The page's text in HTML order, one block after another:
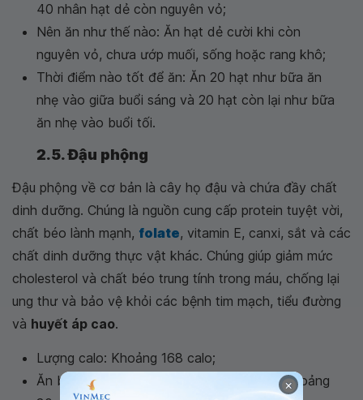
40 nhân hạt dẻ còn nguyên vỏ;
Nên ăn như thế nào: Ăn hạt dẻ cười khi còn
nguyên vỏ, chưa ướp muối, sống hoặc rang khô;
Thời điểm nào tốt để ăn: Ăn 20 hạt như bữa ăn
nhẹ vào giữa buổi sáng và 20 hạt còn lại như bữa
ăn nhẹ vào buổi tối.
2.5. Đậu phộng
Đậu phộng về cơ bản là cây họ đậu và chứa đầy chất
dinh dưỡng. Chúng là nguồn cung cấp protein tuyệt vời,
chất béo lành mạnh, folate, vitamin E, canxi, sắt và các
chất dinh dưỡng thực vật khác. Chúng giúp giảm mức
cholesterol và chất béo trung tính trong máu, chống lại
ung thư và bảo vệ khỏi các bệnh tim mạch, tiểu đường
và huyết áp cao.
Lượng calo: Khoảng 168 calo;
Ăn bao nhiêu một ngày: Bạn nên tiêu thụ khoảng
×